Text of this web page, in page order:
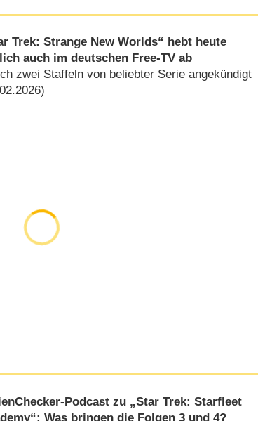
Trek: Strange New Worlds“ hebt heute
auch im deutschen Free-TV ab
zwei Staffeln von beliebter Serie angekündigt
Podcast zu „Star Trek: Starfleet
Was bringen die Folgen 3 und 4?